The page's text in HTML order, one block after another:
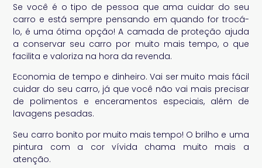
Se você é o tipo de pessoa que ama cuidar do seu
carro e está sempre pensando em quando for trocá-
lo, é uma ótima opção! A camada de proteção ajuda
a conservar seu carro por muito mais tempo, o que
facilita e valoriza na hora da revenda.
Economia de tempo e dinheiro. Vai ser muito mais fácil
cuidar do seu carro, já que você não vai mais precisar
de polimentos e enceramentos especiais, além de
lavagens pesadas.
Seu carro bonito por muito mais tempo! O brilho e uma
pintura com a cor vívida chama muito mais a
atenção.